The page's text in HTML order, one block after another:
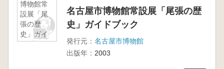
博物館常
設展「尾
張の歴
史」ガイ
ドブック
名古屋市博物館常設展「尾張の歴
史」ガイドブック
発行元： 名古屋市博物館
出版年： 2003